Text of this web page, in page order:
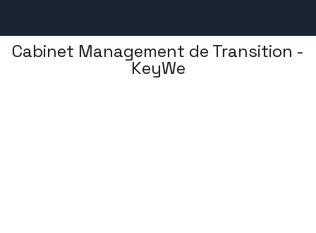
Cabinet Management de Transition -
KeyWe